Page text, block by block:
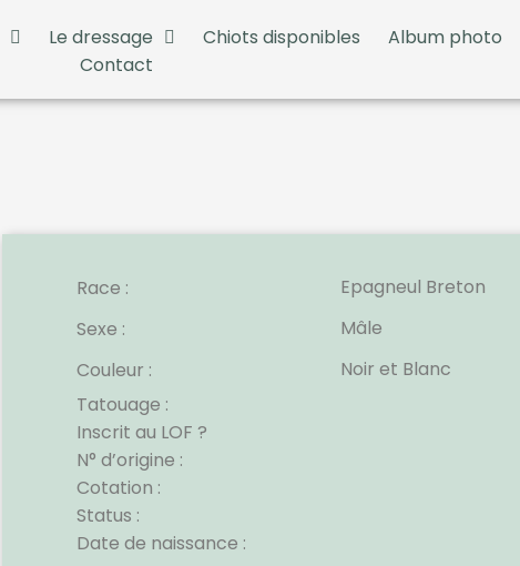
Le dressage Chiots disponibles Album photo
Contact
Race :
Epagneul Breton
Sexe :
Mâle
Couleur :
Noir et Blanc
Tatouage :
Inscrit au LOF ?
N° d’origine :
Cotation :
Status :
Date de naissance :